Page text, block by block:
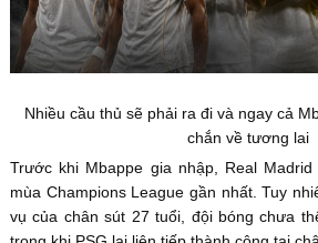
Nhiều cầu thủ sẽ phải ra đi và ngay cả
chắn về tương lai
Trước khi Mbappe gia nhập, Real
mùa Champions League gần nhất. Tuy
vụ của chân sút 27 tuổi, đội bóng chưa